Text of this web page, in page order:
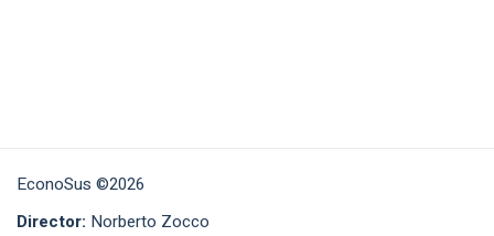
EconoSus ©2026
Director: Norberto Zocco